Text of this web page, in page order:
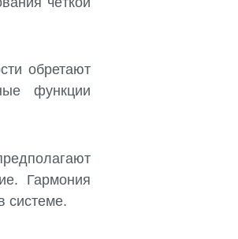
обретают
функции
Гармония
системе.